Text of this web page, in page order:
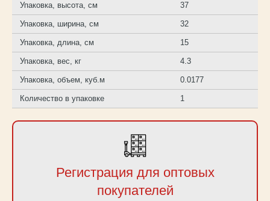
Упаковка, высота, см 37
Упаковка, ширина, см 32
Упаковка, длина, см 15
Упаковка, вес, кг 4.3
Упаковка, объем, куб.м 0.0177
Количество в упаковке 1
Регистрация для оптовых
покупателей